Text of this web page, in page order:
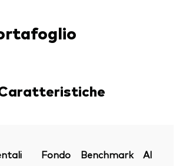
Fondo Benchmark
Al